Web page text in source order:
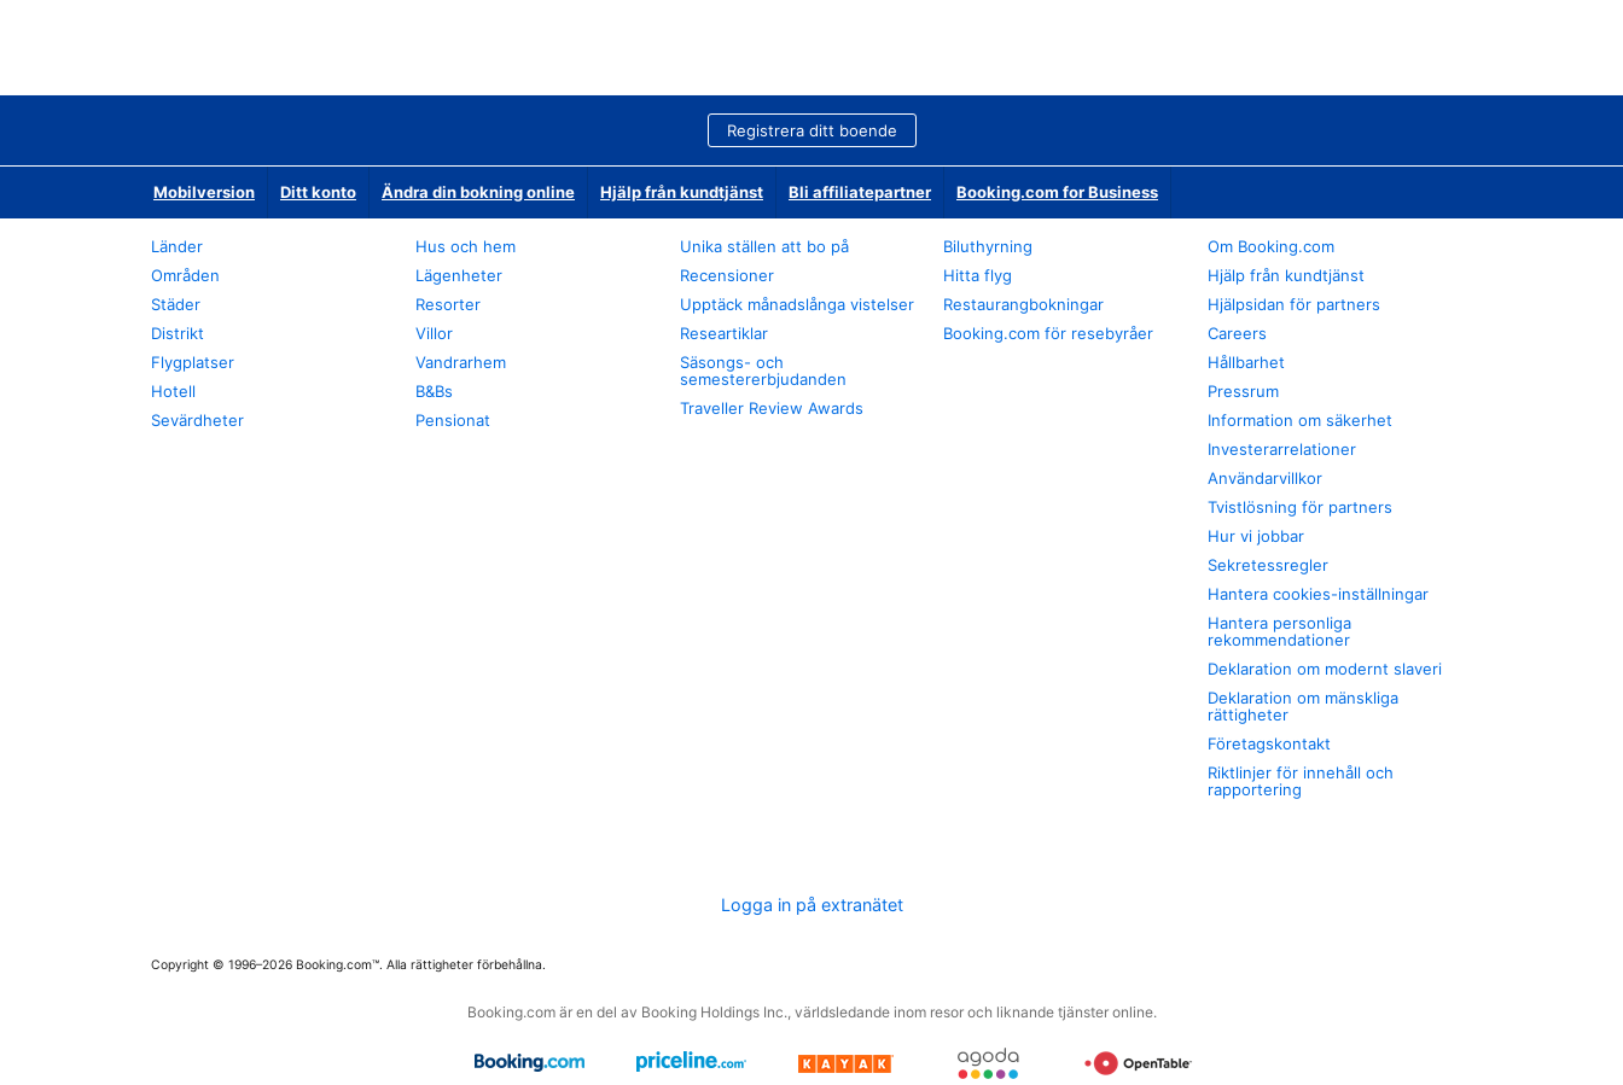
Registrera ditt boende
Mobilversion Ditt konto Ändra din bokning online Hjälp från kundtjänst Bli affiliatepartner Booking.com for Business
Länder
Områden
Städer
Distrikt
Flygplatser
Hotell
Sevärdheter
Hus och hem
Lägenheter
Resorter
Villor
Vandrarhem
B&Bs
Pensionat
Unika ställen att bo på
Recensioner
Upptäck månadslånga vistelser
Researtiklar
Säsongs- och
semestererbjudanden
Traveller Review Awards
Biluthyrning
Hitta flyg
Restaurangbokningar
Booking.com för resebyråer
Om Booking.com
Hjälp från kundtjänst
Hjälpsidan för partners
Careers
Hållbarhet
Pressrum
Information om säkerhet
Investerarrelationer
Användarvillkor
Tvistlösning för partners
Hur vi jobbar
Sekretessregler
Hantera cookies-inställningar
Hantera personliga
rekommendationer
Deklaration om modernt slaveri
Deklaration om mänskliga
rättigheter
Företagskontakt
Riktlinjer för innehåll och
rapportering
Logga in på extranätet
Copyright © 1996–2026 Booking.com™. Alla rättigheter förbehållna.
Booking.com är en del av Booking Holdings Inc., världsledande inom resor och liknande tjänster online.